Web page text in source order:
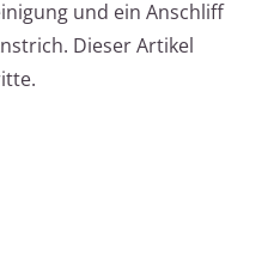
und ein Anschliff
Dieser Artikel